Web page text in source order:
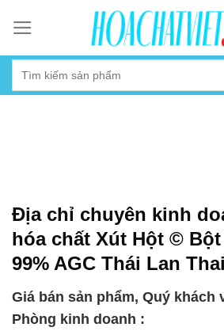
content
Địa chỉ chuyên kinh
hóa chất Xút Hột ©
99% AGC Thái Lan
Giá bán sản phẩm, Quý khách
Phòng kinh doanh :